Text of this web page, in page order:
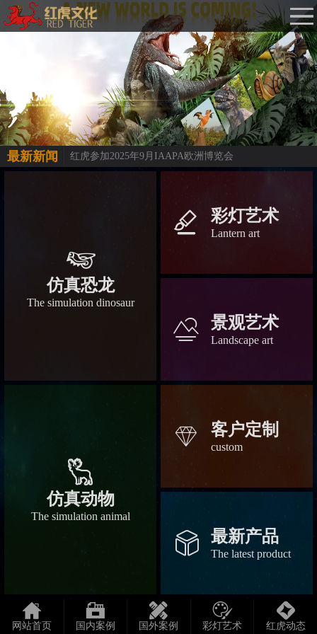
最新新闻 红虎参加2025年9月IAAPA欧洲博览会
󡀅
仿真恐龙
The simulation dinosaur
󡀁 彩灯艺术
Lantern art
󡀆 景观艺术
Landscape art
󡀄
仿真动物
The simulation animal
󡀃 客户定制
custom
󡀂 最新产品
The latest product

网站首页

国内案例

国外案例

彩灯艺术

红虎动态